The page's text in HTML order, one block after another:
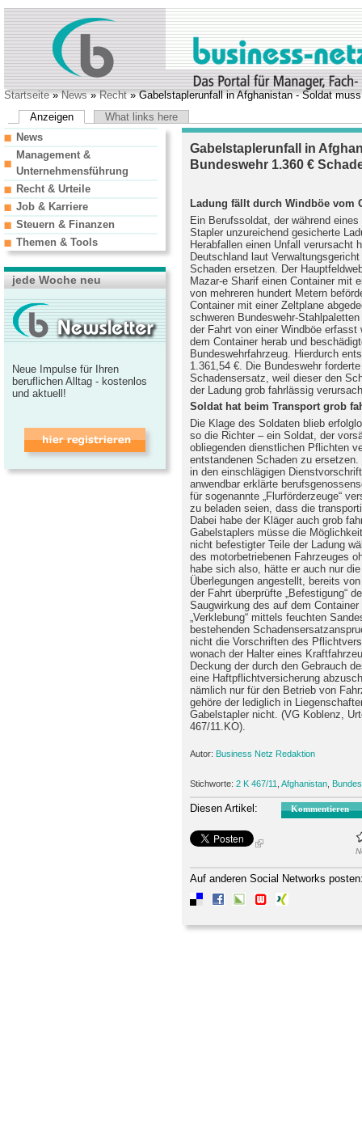
Startseite»News»Recht» Gabelstaplerunfall in Afghanistan - Soldat
Anzeigen
What links here
Gabelstaplerunfall in
Bundeswehr 1.360 €
Ladung fällt durch Windböe vom
Ein Berufssoldat, der während
Stapler unzureichend gesicherte
Herabfallen einen Unfall verursacht
Deutschland laut
Schaden ersetzen. Der
Mazar-e Sharif einen Container mit
von mehreren hundert Metern
Container mit einer Zeltplane
schweren Bundeswehr-
der Fahrt von einer Windböe
dem Container herab und
Bundeswehrfahrzeug. Hierdurch
1.361,54 €. Die Bundeswehr
Schadensersatz, weil dieser den
der Ladung grob fahrlässig
Soldat hat beim Transport grob
Die Klage des Soldaten blieb
so die Richter – ein Soldat, der
obliegenden dienstlichen Pflichten
entstandenen Schaden zu
in den einschlägigen
anwendbar erklärte
für sogenannte „Flurförderzeuge“
zu beladen seien, dass die
Dabei habe der Kläger auch grob
Gabelstaplers müsse die
nicht befestigter Teile der Ladung
des motorbetriebenen Fahrzeuges
habe sich also, hätte er auch nur
Überlegungen angestellt, bereits
der Fahrt überprüfte „Befestigung“
Saugwirkung des auf dem
„Verklebung“ mittels feuchten
bestehenden
nicht die Vorschriften des
wonach der Halter eines
Deckung der durch den Gebrauch
eine Haftpflichtversicherung
nämlich nur für den Betrieb von
gehöre der lediglich in
Gabelstapler nicht. (VG Koblenz,
467/11.KO).
Autor: Business Netz Redaktion
Stichworte: 2 K 467/11 Afghanistan
Diesen Artikel: Kommentieren
Auf anderen Social Networks
News
Management &
Unternehmensführung
Recht & Urteile
Job & Karriere
Steuern & Finanzen
Themen & Tools
jede Woche neu
Neue Impulse für Ihren
beruflichen Alltag - kostenlos
und aktuell!